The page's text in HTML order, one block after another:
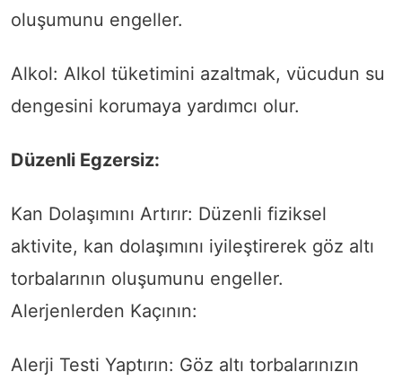
oluşumunu engeller.
Alkol: Alkol tüketimini azaltmak, vücudun su
dengesini korumaya yardımcı olur.
Düzenli Egzersiz:
Kan Dolaşımını Artırır: Düzenli fiziksel
aktivite, kan dolaşımını iyileştirerek göz altı
torbalarının oluşumunu engeller.
Alerjenlerden Kaçının:
Alerji Testi Yaptırın: Göz altı torbalarınızın